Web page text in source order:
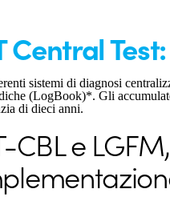
Central
sistemi di diagnosi
(LogBook)*. Gli
di dieci anni.
CBL e